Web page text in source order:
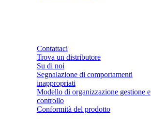
Contattaci
Trova un distributore
Su di noi
Segnalazione di comportamenti
inappropriati
Modello di organizzazione gestione e
controllo
Conformità del prodotto